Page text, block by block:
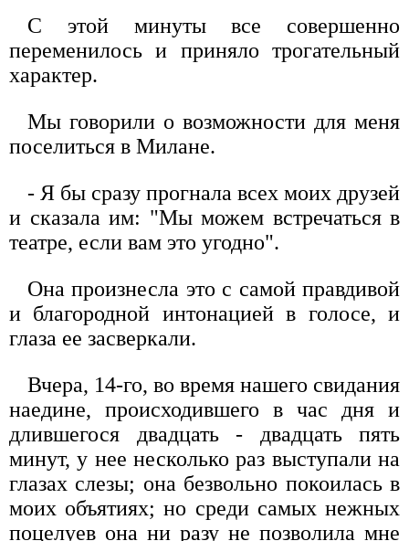
С этой минуты все совершенно
переменилось и приняло трогательный
характер.
Мы говорили о возможности для меня
поселиться в Милане.
- Я бы сразу прогнала всех моих друзей
и сказала им: "Мы можем встречаться в
театре, если вам это угодно".
Она произнесла это с самой правдивой
и благородной интонацией в голосе, и
глаза ее засверкали.
Вчера, 14-го, во время нашего свидания
наедине, происходившего в час дня и
длившегося двадцать - двадцать пять
минут, у нее несколько раз выступали на
глазах слезы; она безвольно покоилась в
моих объятиях; но среди самых нежных
поцелуев она ни разу не позволила мне